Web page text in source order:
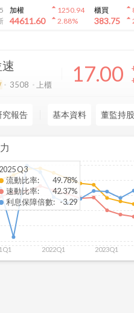
加權
44611.60
arrow_drop_up1250.94
arrow_drop_up2.88%
櫃買
383.75
arrow_drop_up
arrow_drop_up
3508 上櫃 17.00
究報告 基本資料 董監持股
2022Q1 2023Q1
2025 Q3
流動比率:
49.78%
速動比率:
42.37%
利息保障倍數: -3.29